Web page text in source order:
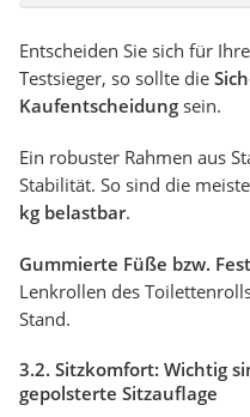
Entscheiden Sie sich für
Testsieger, so sollte die
Kaufentscheidung sein.
Ein robuster Rahmen aus
Stabilität. So sind die
kg belastbar.
Gummierte Füße bzw.
Lenkrollen des
Stand.
3.2. Sitzkomfort: Wichtig
gepolsterte Sitzauflage